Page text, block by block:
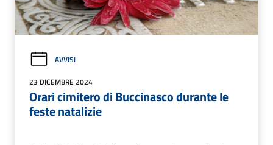
AVVISI
23 DICEMBRE 2024
Orari cimitero di Buccinasco durante le
feste natalizie